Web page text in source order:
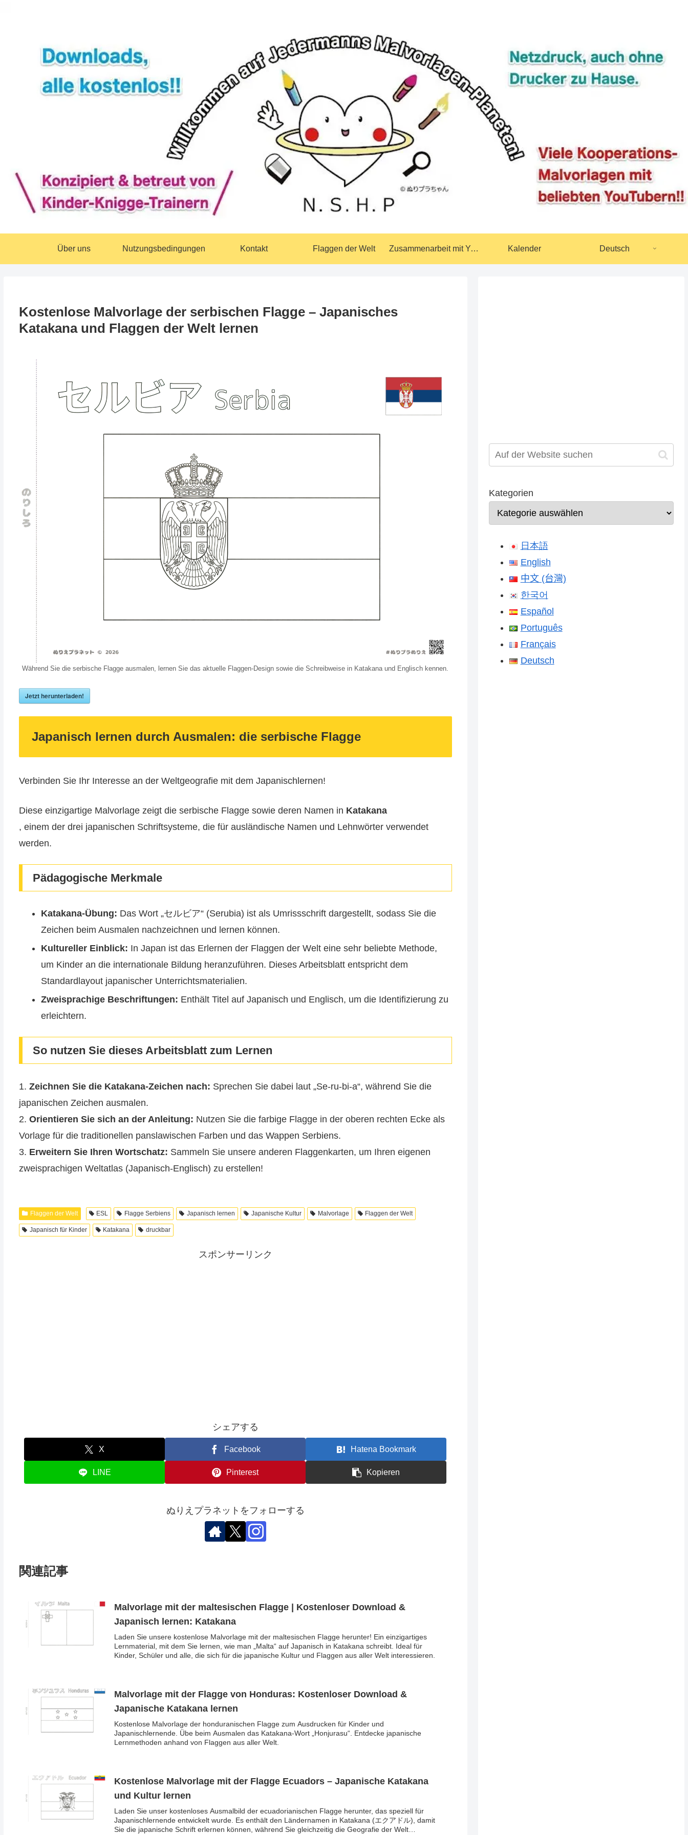
Über uns Nutzungsbedingungen Kontakt Flaggen der Welt Zusammenarbeit mit YouTubern Kalender Deutsch
Kostenlose Malvorlage der serbischen Flagge – Japanisches
Katakana und Flaggen der Welt lernen
Während Sie die serbische Flagge ausmalen, lernen Sie das aktuelle Flaggen-Design sowie die Schreibweise in Katakana und Englisch kennen.
Jetzt herunterladen!
Japanisch lernen durch Ausmalen: die serbische Flagge
Verbinden Sie Ihr Interesse an der Weltgeografie mit dem Japanischlernen!
Diese einzigartige Malvorlage zeigt die serbische Flagge sowie deren Namen in Katakana
, einem der drei japanischen Schriftsysteme, die für ausländische Namen und Lehnwörter verwendet
werden.
Pädagogische Merkmale
Katakana-Übung: Das Wort „セルビア“ (Serubia) ist als Umrissschrift dargestellt, sodass Sie die
Zeichen beim Ausmalen nachzeichnen und lernen können.
Kultureller Einblick: In Japan ist das Erlernen der Flaggen der Welt eine sehr beliebte Methode,
um Kinder an die internationale Bildung heranzuführen. Dieses Arbeitsblatt entspricht dem
Standardlayout japanischer Unterrichtsmaterialien.
Zweisprachige Beschriftungen: Enthält Titel auf Japanisch und Englisch, um die Identifizierung zu
erleichtern.
So nutzen Sie dieses Arbeitsblatt zum Lernen
1. Zeichnen Sie die Katakana-Zeichen nach: Sprechen Sie dabei laut „Se-ru-bi-a“, während Sie die
japanischen Zeichen ausmalen.
2. Orientieren Sie sich an der Anleitung: Nutzen Sie die farbige Flagge in der oberen rechten Ecke als
Vorlage für die traditionellen panslawischen Farben und das Wappen Serbiens.
3. Erweitern Sie Ihren Wortschatz: Sammeln Sie unsere anderen Flaggenkarten, um Ihren eigenen
zweisprachigen Weltatlas (Japanisch-Englisch) zu erstellen!
Flaggen der Welt ESL Flagge Serbiens Japanisch lernen Japanische Kultur Malvorlage Flaggen der Welt
Japanisch für Kinder Katakana druckbar
スポンサーリンク
シェアする
X Facebook Hatena Bookmark
LINE Pinterest Kopieren
ぬりえプラネットをフォローする
関連記事
Malvorlage mit der maltesischen Flagge | Kostenloser Download &
Japanisch lernen: Katakana
Laden Sie unsere kostenlose Malvorlage mit der maltesischen Flagge herunter! Ein einzigartiges
Lernmaterial, mit dem Sie lernen, wie man „Malta“ auf Japanisch in Katakana schreibt. Ideal für
Kinder, Schüler und alle, die sich für die japanische Kultur und Flaggen aus aller Welt interessieren.
Malvorlage mit der Flagge von Honduras: Kostenloser Download &
Japanische Katakana lernen
Kostenlose Malvorlage der honduranischen Flagge zum Ausdrucken für Kinder und
Japanischlernende. Übe beim Ausmalen das Katakana-Wort „Honjurasu“. Entdecke japanische
Lernmethoden anhand von Flaggen aus aller Welt.
Kostenlose Malvorlage mit der Flagge Ecuadors – Japanische Katakana
und Kultur lernen
Laden Sie unser kostenloses Ausmalbild der ecuadorianischen Flagge herunter, das speziell für
Japanischlernende entwickelt wurde. Es enthält den Ländernamen in Katakana (エクアドル), damit
Sie die japanische Schrift erlernen können, während Sie gleichzeitig die Geografie der Welt
Kategorien
日本語
English
中文 (台灣)
한국어
Español
Português
Français
Deutsch